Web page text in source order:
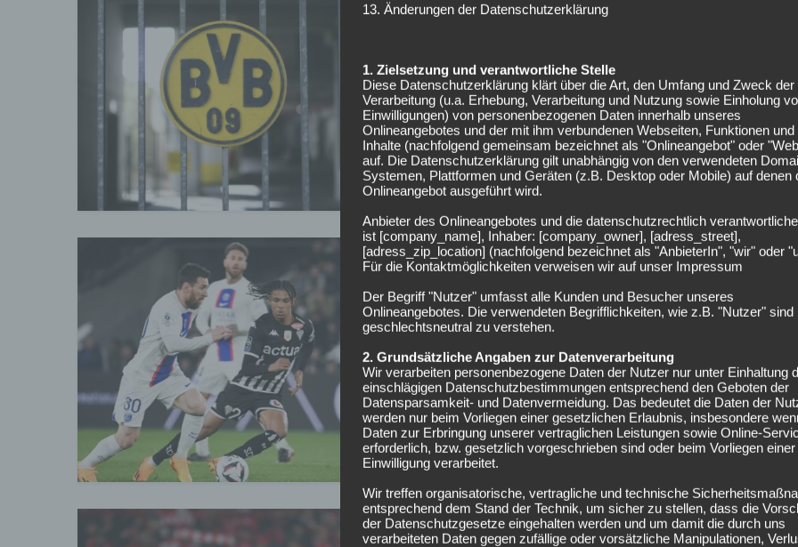
Kommt dieses RB-Talent zu Borussia
29.12.2023
Borussia Dortmund ist auf der Suche nach dem nächsten
Bellingham. Das nächste große Talent, das man
gewinnbringend verkaufen kann. Laut...
EINTRACHT FRANKFURT
Eintracht Frankfurt: Kommt Jean-Mattéo
Bahoya im Sommer?
Eintracht Frankfurt bereitet sich aktuell auf eine sehr
intensive Shoppingtour vor. Im Winter sollen viele Baustellen
geschlossen werden. Neben akuten...
1. FC UNION BERLIN
13. Änderungen der Datenschutzerklärung
1. Zielsetzung und verantwortliche Stelle
Diese Datenschutzerklärung klärt über die Art, den Umfang und Zweck der
Verarbeitung (u.a. Erhebung, Verarbeitung und Nutzung sowie Einholung
Einwilligungen) von personenbezogenen Daten innerhalb unseres
Onlineangebotes und der mit ihm verbundenen Webseiten, Funktionen und
Inhalte (nachfolgend gemeinsam bezeichnet als "Onlineangebot" oder
auf. Die Datenschutzerklärung gilt unabhängig von den verwendeten
Systemen, Plattformen und Geräten (z.B. Desktop oder Mobile) auf denen
Onlineangebot ausgeführt wird.
Anbieter des Onlineangebotes und die datenschutzrechtlich
ist [company_name], Inhaber: [company_owner], [adress_street],
[adress_zip_location] (nachfolgend bezeichnet als "AnbieterIn", "wir" oder
Für die Kontaktmöglichkeiten verweisen wir auf unser Impressum
Der Begriff "Nutzer" umfasst alle Kunden und Besucher unseres
Onlineangebotes. Die verwendeten Begrifflichkeiten, wie z.B. "Nutzer" sind
geschlechtsneutral zu verstehen.
2. Grundsätzliche Angaben zur Datenverarbeitung
Wir verarbeiten personenbezogene Daten der Nutzer nur unter Einhaltung
einschlägigen Datenschutzbestimmungen entsprechend den Geboten der
Datensparsamkeit- und Datenvermeidung. Das bedeutet die Daten der
werden nur beim Vorliegen einer gesetzlichen Erlaubnis, insbesondere
Daten zur Erbringung unserer vertraglichen Leistungen sowie Online-
erforderlich, bzw. gesetzlich vorgeschrieben sind oder beim Vorliegen einer
Einwilligung verarbeitet.
Wir treffen organisatorische, vertragliche und technische
entsprechend dem Stand der Technik, um sicher zu stellen, dass die
der Datenschutzgesetze eingehalten werden und um damit die durch uns
verarbeiteten Daten gegen zufällige oder vorsätzliche Manipulationen,